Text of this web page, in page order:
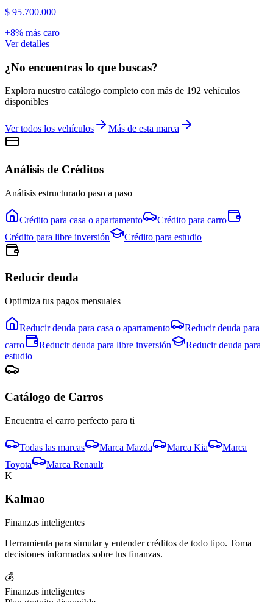
$ 95.700.000
+8% más caro
Ver detalles
¿No encuentras lo que buscas?
Explora nuestro catálogo completo con más de 192 vehículos
disponibles
Ver todos los vehículos Más de esta marca
Análisis de Créditos
Análisis estructurado paso a paso
Crédito para casa o apartamento Crédito para carro
Crédito para libre inversión Crédito para estudio
Reducir deuda
Optimiza tus pagos mensuales
Reducir deuda para casa o apartamento
Reducir deuda para
carro
Reducir deuda para libre inversión
Reducir deuda para
estudio
Catálogo de Carros
Encuentra el carro perfecto para ti
Todas las marcas Marca Mazda Marca Kia
Marca
Toyota
Marca Renault
K
Kalmao
Finanzas inteligentes
Herramienta para simular y entender créditos de todo tipo. Toma
decisiones informadas sobre tus finanzas.
💰
Finanzas inteligentes